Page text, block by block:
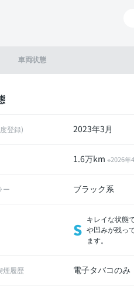
車両状態
登録) 2023年3月
1.6万km ※2026年
ー ブラック系
S
キレイな状態
や凹みが残っ
ます。
煙履歴 電子タバコのみ